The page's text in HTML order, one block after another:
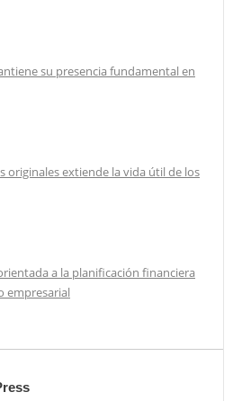
su presencia fundamental en
originales extiende la vida útil de los
a la planificación financiera
empresarial